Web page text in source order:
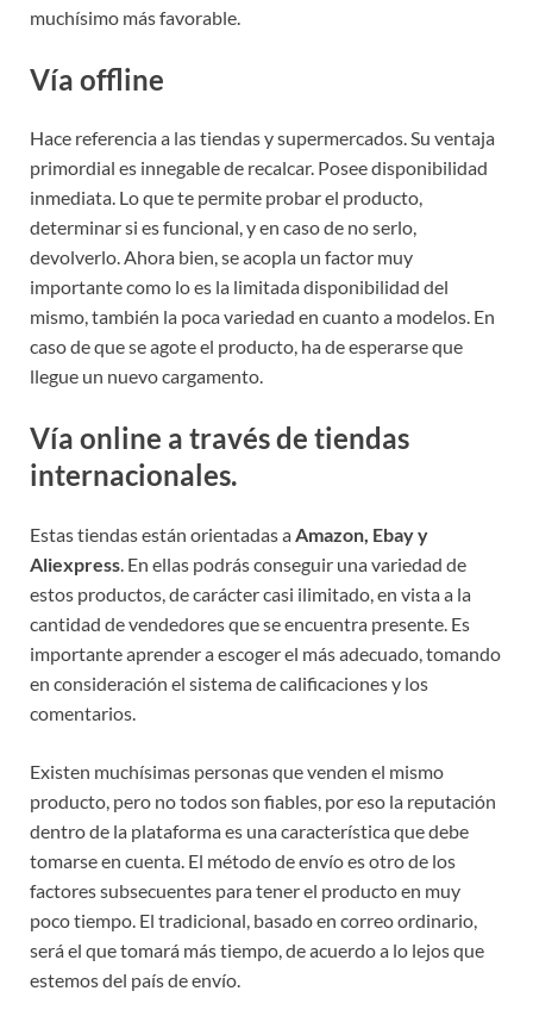
muchísimo más favorable.
Vía offline
Hace referencia a las tiendas y supermercados. Su ventaja
primordial es innegable de recalcar. Posee disponibilidad
inmediata. Lo que te permite probar el producto,
determinar si es funcional, y en caso de no serlo,
devolverlo. Ahora bien, se acopla un factor muy
importante como lo es la limitada disponibilidad del
mismo, también la poca variedad en cuanto a modelos. En
caso de que se agote el producto, ha de esperarse que
llegue un nuevo cargamento.
Vía online a través de tiendas
internacionales.
Estas tiendas están orientadas aAmazon, Ebay y
Aliexpress. En ellas podrás conseguir una variedad de
estos productos, de carácter casi ilimitado, en vista a la
cantidad de vendedores que se encuentra presente. Es
importante aprender a escoger el más adecuado, tomando
en consideración el sistema de calificaciones y los
comentarios.
Existen muchísimas personas que venden el mismo
producto, pero no todos son fiables, por eso la reputación
dentro de la plataforma es una característica que debe
tomarse en cuenta. El método de envío es otro de los
factores subsecuentes para tener el producto en muy
poco tiempo. El tradicional, basado en correo ordinario,
será el que tomará más tiempo, de acuerdo a lo lejos que
estemos del país de envío.